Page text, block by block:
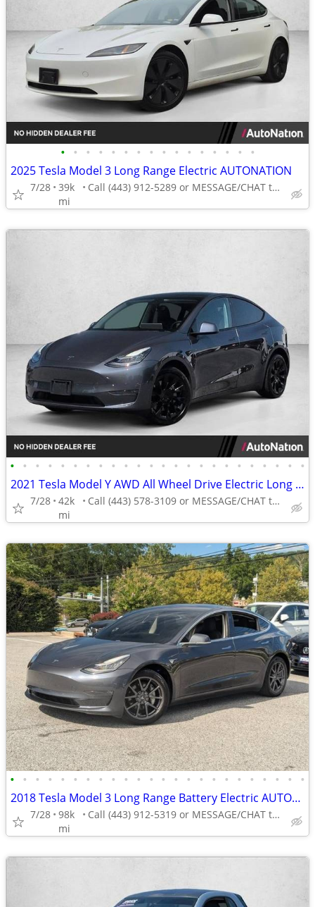
• • • • • • • • • • • • • • • •
2025 Tesla Model 3 Long Range Electric AUTONATION
7/28 39k
mi
Call (443) 912-5289 or MESSAGE/CHAT to confirm availability
• • • • • • • • • • • • • • • • • • • • • • • •
2021 Tesla Model Y AWD All Wheel Drive Electric Long Range SUV
7/28 42k
mi
Call (443) 578-3109 or MESSAGE/CHAT to confirm availability
• • • • • • • • • • • • • • • • • • • • • • • •
2018 Tesla Model 3 Long Range Battery Electric AUTONATION
7/28 98k
mi
Call (443) 912-5319 or MESSAGE/CHAT to confirm availability